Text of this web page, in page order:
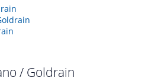
/ Goldrain